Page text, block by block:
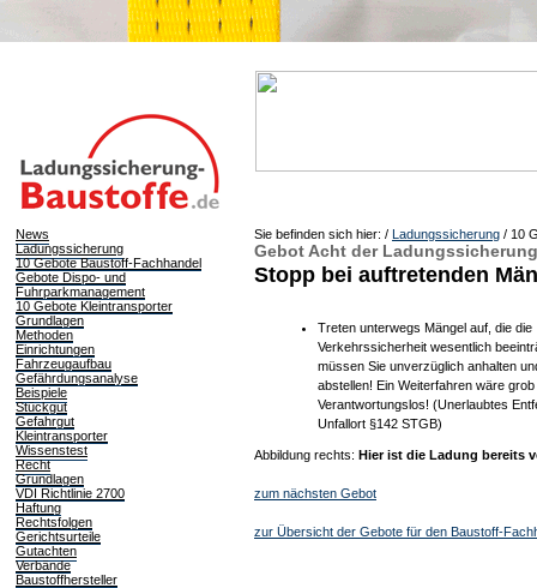
News
Ladungssicherung
10 Gebote Baustoff-Fachhandel
Gebote Dispo- und
Fuhrparkmanagement
10 Gebote Kleintransporter
Grundlagen
Methoden
Einrichtungen
Fahrzeugaufbau
Gefährdungsanalyse
Beispiele
Stückgut
Gefahrgut
Kleintransporter
Wissenstest
Recht
Grundlagen
VDI Richtlinie 2700
Haftung
Rechtsfolgen
Gerichtsurteile
Gutachten
Verbände
Baustoffhersteller
Sie befinden sich hier: / Ladungssicherung / 10
Gebot Acht der
Stopp bei auftretenden
Treten unterwegs Mängel auf, die die
Verkehrssicherheit wesentlich
müssen Sie unverzüglich anhalten
abstellen! Ein Weiterfahren wäre
Verantwortungslos! (Unerlaubtes
Unfallort §142 STGB)
Abbildung rechts: Hier ist die Ladung bereits
zum nächsten Gebot
zur Übersicht der Gebote für den Baustoff-